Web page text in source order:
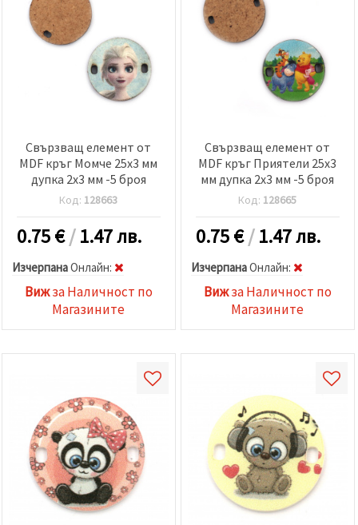
Свързващ елемент от
MDF кръг Момче 25x3 мм
дупка 2x3 мм -5 броя
Код: 128663
0.75€/1.47 лв.
ИзчерпанаOнлайн:
Вижза Наличност по
Магазините
Свързващ елемент от
MDF кръг Приятели 25x3
мм дупка 2x3 мм -5 броя
Код: 128665
0.75€/1.47 лв.
ИзчерпанаOнлайн:
Вижза Наличност по
Магазините